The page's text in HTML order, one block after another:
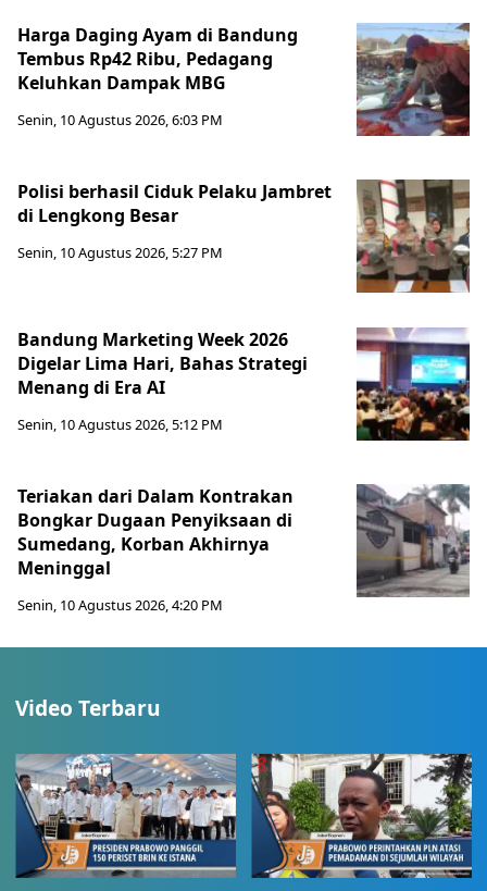
Harga Daging Ayam di Bandung
Tembus Rp42 Ribu, Pedagang
Keluhkan Dampak MBG
Senin, 10 Agustus 2026, 6:03 PM
Polisi berhasil Ciduk Pelaku Jambret
di Lengkong Besar
Senin, 10 Agustus 2026, 5:27 PM
Bandung Marketing Week 2026
Digelar Lima Hari, Bahas Strategi
Menang di Era AI
Senin, 10 Agustus 2026, 5:12 PM
Teriakan dari Dalam Kontrakan
Bongkar Dugaan Penyiksaan di
Sumedang, Korban Akhirnya
Meninggal
Senin, 10 Agustus 2026, 4:20 PM
Video Terbaru